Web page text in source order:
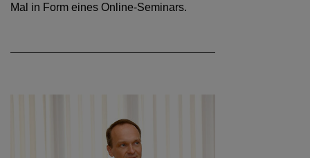
Mal in Form eines Online-Seminars.